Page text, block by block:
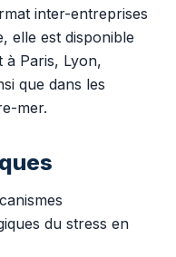
inter-entreprises
elle est disponible
Paris, Lyon,
que dans les
mer.
du stress en